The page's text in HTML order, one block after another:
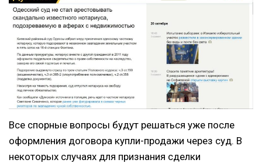
Все спорные вопросы будут решаться уже после
оформления договора купли-продажи через суд. В
некоторых случаях для признания сделки